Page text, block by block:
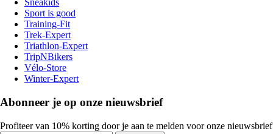
Sneakids
Sport is good
Training-Fit
Trek-Expert
Triathlon-Expert
TripNBikers
Vélo-Store
Winter-Expert
Abonneer je op onze nieuwsbrief
Profiteer van 10% korting door je aan te melden voor onze nieuwsbrief